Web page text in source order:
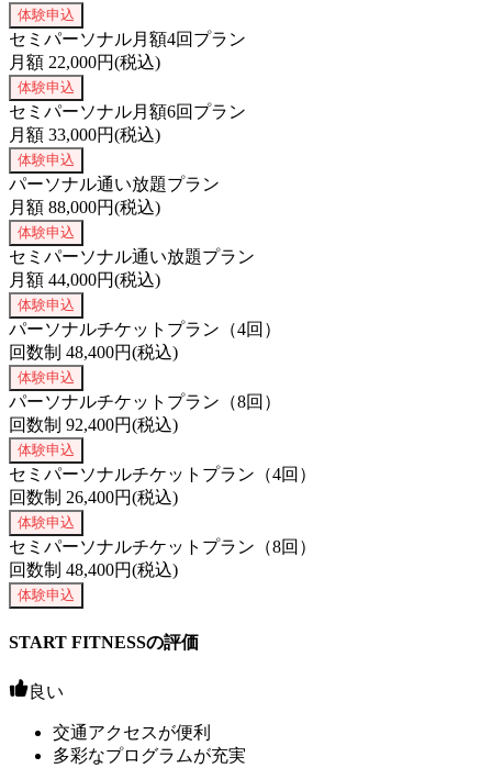
体験申込
セミパーソナル月額4回プラン
月額 22,000円(税込)
体験申込
セミパーソナル月額6回プラン
月額 33,000円(税込)
体験申込
パーソナル通い放題プラン
月額 88,000円(税込)
体験申込
セミパーソナル通い放題プラン
月額 44,000円(税込)
体験申込
パーソナルチケットプラン（4回）
回数制 48,400円(税込)
体験申込
パーソナルチケットプラン（8回）
回数制 92,400円(税込)
体験申込
セミパーソナルチケットプラン（4回）
回数制 26,400円(税込)
体験申込
セミパーソナルチケットプラン（8回）
回数制 48,400円(税込)
体験申込
START FITNESSの評価
良い
交通アクセスが便利
多彩なプログラムが充実